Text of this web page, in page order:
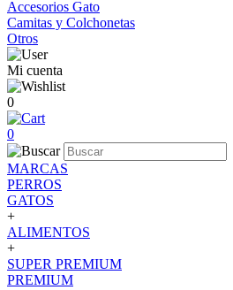
Accesorios Gato
Camitas y Colchonetas
Otros
Mi cuenta
0
0
MARCAS
PERROS
GATOS
+
ALIMENTOS
+
SUPER PREMIUM
PREMIUM